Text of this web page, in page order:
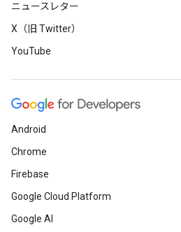
ニュースレター
X（旧 Twitter）
YouTube
Android
Chrome
Firebase
Google Cloud Platform
Google AI